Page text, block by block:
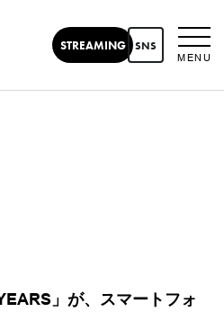
STREAMING SNS
MENU
」が、スマートフォ